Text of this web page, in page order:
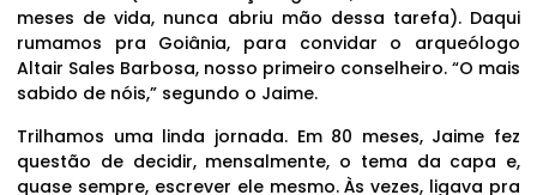
meses de vida, nunca abriu mão dessa tarefa). Daqui
rumamos pra Goiânia, para convidar o arqueólogo
Altair Sales Barbosa, nosso primeiro conselheiro. “O mais
sabido de nóis,” segundo o Jaime.
Trilhamos uma linda jornada. Em 80 meses, Jaime fez
questão de decidir, mensalmente, o tema da capa e,
quase sempre, escrever ele mesmo. Às vezes, ligava pra